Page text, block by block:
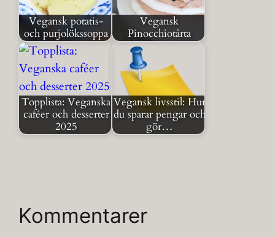
Vegansk potatis-
och purjolökssoppa
Vegansk
Pinocchiotårta
Topplista: Veganska
caféer och desserter
2025
Vegansk livsstil: Hur
du sparar pengar och
gör…
Kommentarer